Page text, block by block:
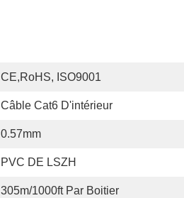
CE,RoHS, ISO9001
Câble Cat6 D'intérieur
0.57mm
PVC DE LSZH
305m/1000ft Par Boitier